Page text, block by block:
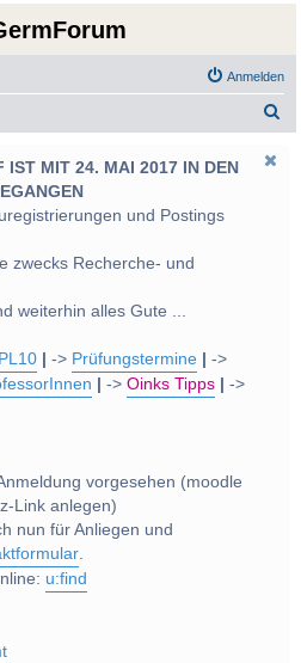
Anmelden
IST MIT 24. MAI 2017 IN DEN
und Postings
zwecks Recherche- und
weiterhin alles Gute ...
-> Prüfungstermine
->
->Oinks Tipps
->
vorgesehen (moodle
Link anlegen)
nun für Anliegen und
.
u:find